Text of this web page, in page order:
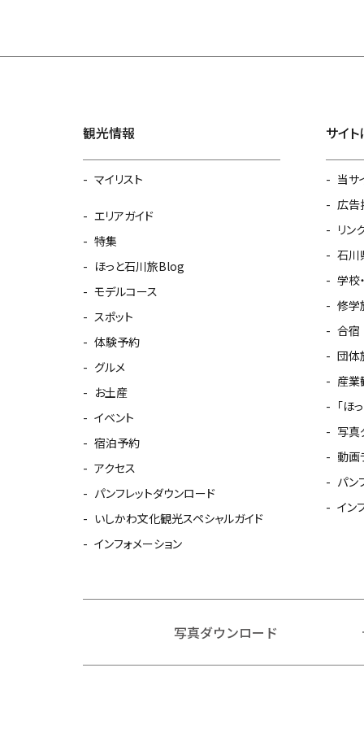
観光情報
マイリスト
エリアガイド
特集
ほっと石川旅Blog
モデルコース
スポット
体験予約
グルメ
お土産
イベント
宿泊予約
アクセス
パンフレットダウンロード
いしかわ文化観光スペシャルガイド
インフォメーション
サイ
当サ
広告
リン
石川
学校
修学
合宿
団体
産業
「ほ
写真
動画
パン
イン
写真ダウンロード